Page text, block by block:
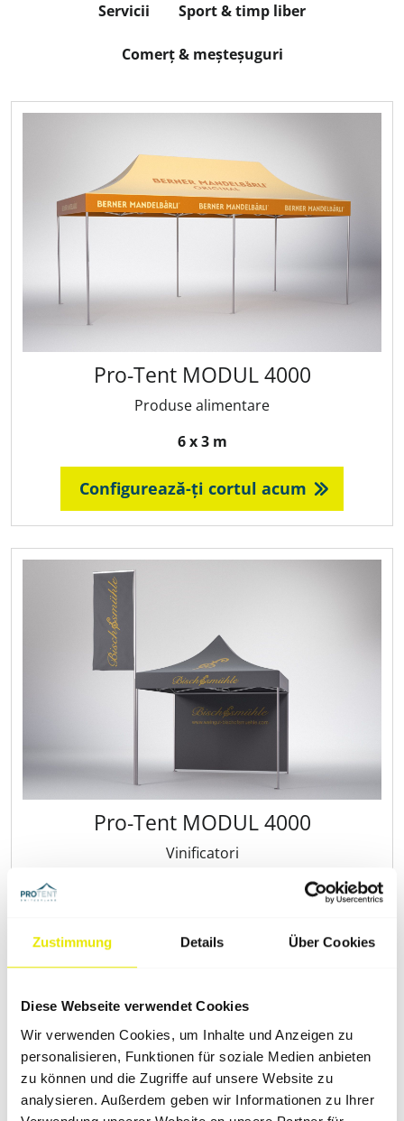
Zustimmung Details Über Cookies
Diese Webseite verwendet Cookies
Wir verwenden Cookies, um Inhalte und Anzeigen zu
personalisieren, Funktionen für soziale Medien anbieten
zu können und die Zugriffe auf unsere Website zu
analysieren. Außerdem geben wir Informationen zu Ihrer
Servicii Sport & timp liber
Comerț & meșteșuguri
Pro‑Tent MODUL 4000
Produse alimentare
6 x 3 m
Configurează-ți cortul acum
Pro‑Tent MODUL 4000
Vinificatori
Configurează-ți cortul acum